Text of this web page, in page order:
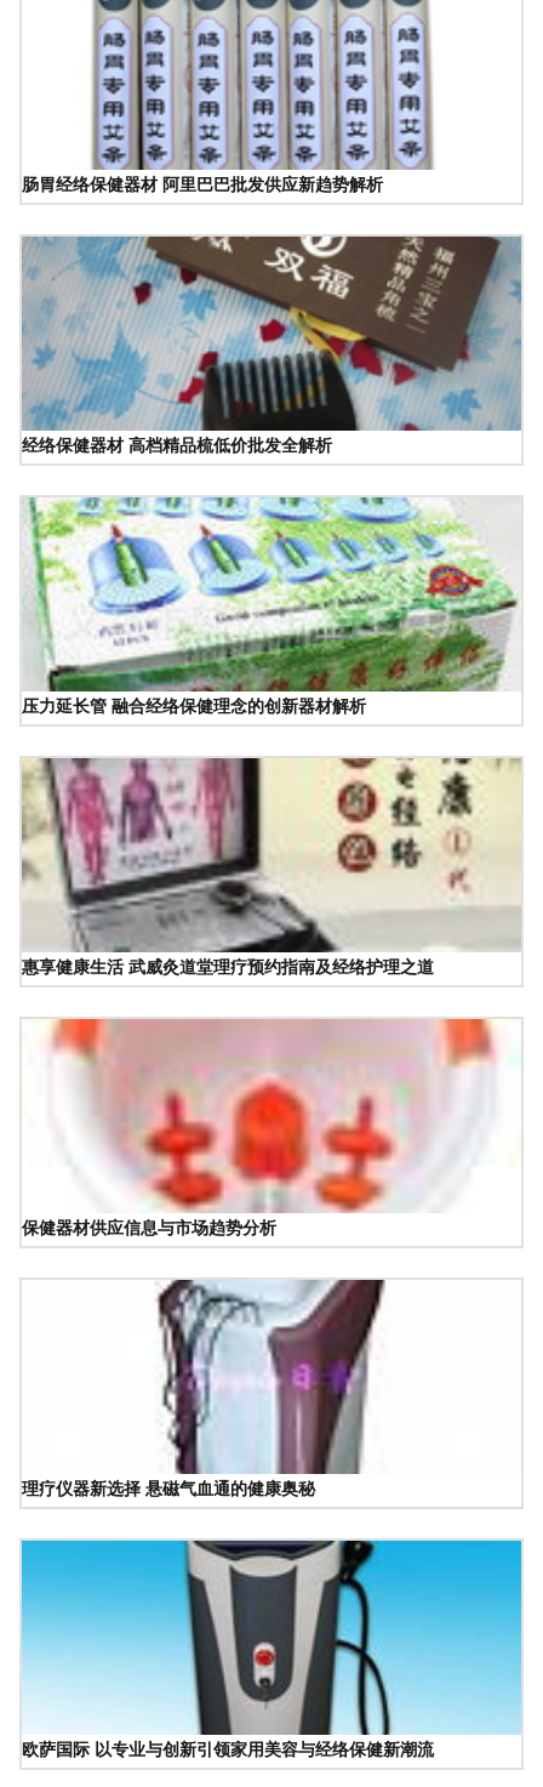
肠胃经络保健器材 阿里巴巴批发供应新趋势解析
经络保健器材 高档精品梳低价批发全解析
压力延长管 融合经络保健理念的创新器材解析
惠享健康生活 武威灸道堂理疗预约指南及经络护理之道
保健器材供应信息与市场趋势分析
理疗仪器新选择 悬磁气血通的健康奥秘
欧萨国际 以专业与创新引领家用美容与经络保健新潮流